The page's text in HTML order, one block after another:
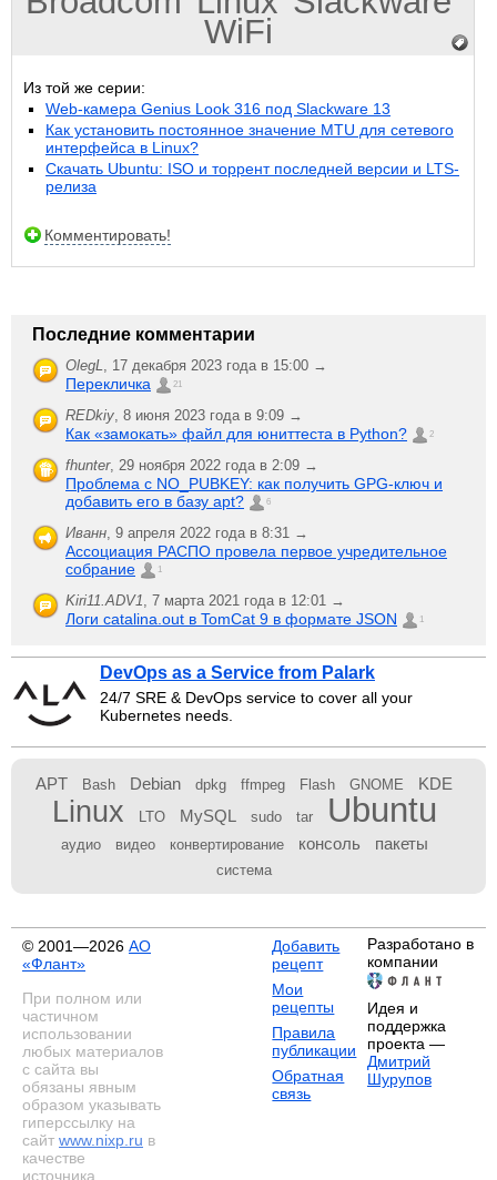
WiFi
Из той же серии:
Web-камера Genius Look 316 под Slackware 13
Как установить постоянное значение MTU для сетевого
интерфейса в Linux?
Скачать Ubuntu: ISO и торрент последней версии и LTS-
релиза
Комментировать!
Последние комментарии
OlegL 17 декабря 2023 года в 15:00 →
Перекличка 21
REDkiy 8 июня 2023 года в 9:09 →
Как «замокать» файл для юниттеста в Python? 2
fhunter, 29 ноября 2022 года в 2:09 →
Проблема с NO_PUBKEY: как получить GPG-ключ и
добавить его в базу apt?
6
Иванн 9 апреля 2022 года в 8:31 →
Ассоциация РАСПО провела первое учредительное
собрание
1
Kiri11.ADV1 7 марта 2021 года в 12:01 →
Логи catalina.out в TomCat 9 в формате JSON 1
DevOps as a Service from Palark
24/7 SRE & DevOps service to cover all your
Kubernetes needs.
APT Bash Debian dpkg ffmpeg Flash GNOME KDE
Linux LTO MySQL sudo tar Ubuntu
аудио видео конвертирование консоль пакеты
система
© 2001—2026 АО
«Флант»
При полном или
частичном
использовании
любых материалов
с сайта вы
обязаны явным
образом указывать
гиперссылку на
сайт www.nixp.ru в
качестве
источника.
Добавить
рецепт
Мои
рецепты
Правила
публикации
Обратная
связь
Разработано в
компании
Идея и
поддержка
проекта —
Дмитрий
Шурупов